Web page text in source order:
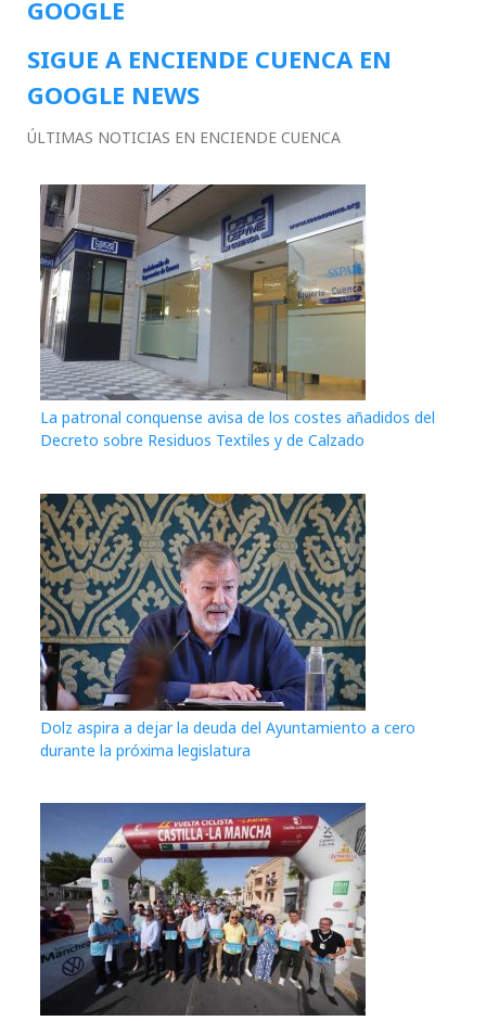
GOOGLE
SIGUE A ENCIENDE CUENCA EN
GOOGLE NEWS
ÚLTIMAS NOTICIAS EN ENCIENDE CUENCA
La patronal conquense avisa de los costes añadidos del
Decreto sobre Residuos Textiles y de Calzado
Dolz aspira a dejar la deuda del Ayuntamiento a cero
durante la próxima legislatura